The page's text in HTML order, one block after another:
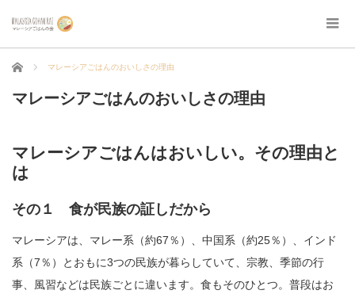
ホーム マレーシアごはんのおいしさの理由
マレーシアごはんのおいしさの理由
マレーシアごはんはおいしい。その理由と
は
その１ 食が民族の証しだから
マレーシアは、マレー系（約67％）、中国系（約25％）、インド
系（7％）とおもに3つの民族が暮らしていて、宗教、季節の行
事、風習などは民族ごとに違います。食もそのひとつ。普段はお